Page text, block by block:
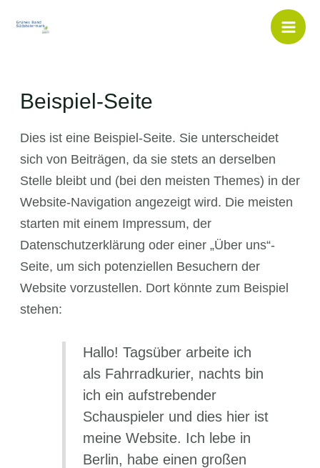
springen
Inhalt
Beispiel-Seite
Dies ist eine Beispiel-Seite. Sie unterscheidet
sich von Beiträgen, da sie stets an derselben
Stelle bleibt und (bei den meisten Themes) in der
Website-Navigation angezeigt wird. Die meisten
starten mit einem Impressum, der
Datenschutzerklärung oder einer „Über uns“-
Seite, um sich potenziellen Besuchern der
Website vorzustellen. Dort könnte zum Beispiel
stehen:
Hallo! Tagsüber arbeite ich
als Fahrradkurier, nachts bin
ich ein aufstrebender
Schauspieler und dies hier ist
meine Website. Ich lebe in
Berlin, habe einen großen